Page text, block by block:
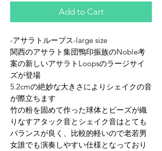
Add to Cart
-アサラトループス-large size
関西のアサラト集団鴨印振族のNoble考
案の新しいアサラトLoopsのラージサイ
ズが登場
5.2cmの絶妙な大きさによりシェイクの音
が際立ちます
竹の粉を固めて作った球体とビーズが織
りなすアタック音とシェイク音はとても
バランスが良く、比較的軽いので老若男
女誰でも演奏しやすい仕様となっており